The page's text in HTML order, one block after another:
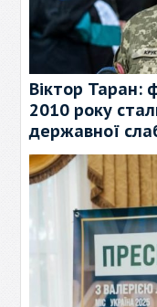
Віктор Таран:
2010 року
державної